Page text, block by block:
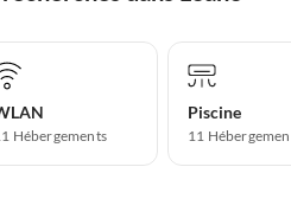
Hébergements
Piscine
11